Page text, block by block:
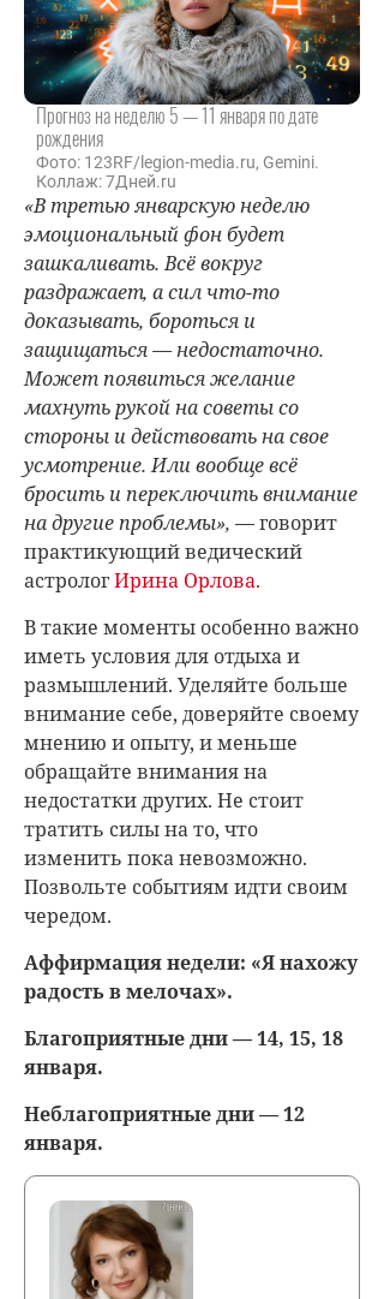
Прогноз на неделю 5 — 11 января по дате
рождения
Фото: 123RF/legion-media.ru, Gemini.
Коллаж: 7Дней.ru
«В третью январскую неделю
эмоциональный фон будет
зашкаливать. Всё вокруг
раздражает, а сил что-то
доказывать, бороться и
защищаться — недостаточно.
Может появиться желание
махнуть рукой на советы со
стороны и действовать на свое
усмотрение. Или вообще всё
бросить и переключить внимание
на другие проблемы», — говорит
практикующий ведический
астрологИрина Орлова.
В такие моменты особенно важно
иметь условия для отдыха и
размышлений. Уделяйте больше
внимание себе, доверяйте своему
мнению и опыту, и меньше
обращайте внимания на
недостатки других. Не стоит
тратить силы на то, что
изменить пока невозможно.
Позвольте событиям идти своим
чередом.
Аффирмация недели: «Я нахожу
радость в мелочах».
Благоприятные дни — 14, 15, 18
января.
Неблагоприятные дни — 12
января.